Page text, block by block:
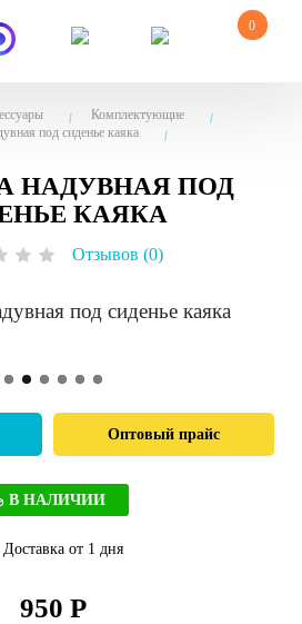
0
Комплектующие
под сиденье каяка
НАДУВНАЯ ПОД
КАЯКА
Отзывов (0)
Оптовый прайс
В НАЛИЧИИ
Доставка от 1 дня
950 Р